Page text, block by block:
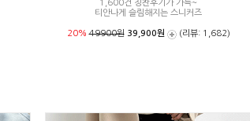
1,600건 칭찬후기가 가득~
티안나게 슬림해지는 스니커즈
20%49900원 39,900원 (리뷰: 1,682)